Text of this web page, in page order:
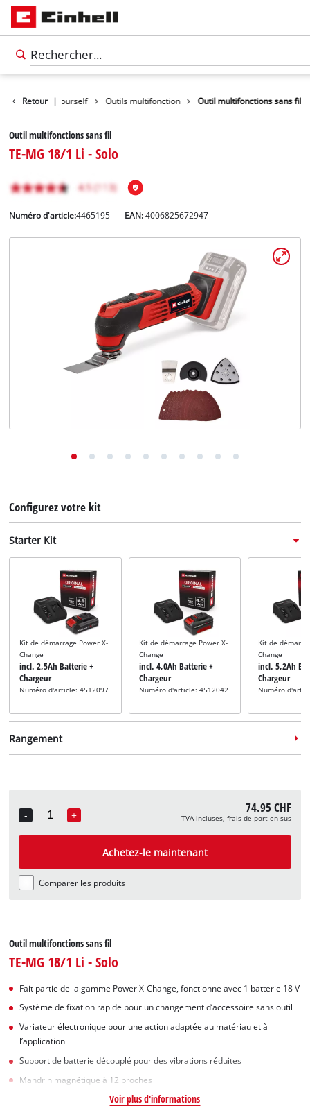
Italiano
Retour |
Do it yourself Outils multifonction Outil multifonctions sans fil
Outil multifonctions sans fil
TE-MG 18/1 Li - Solo
Numéro d'article:4465195 EAN:4006825672947
Configurez votre kit
Starter Kit
Kit de démarrage Power X-
Change
incl. 2,5Ah Batterie +
Chargeur
Numéro d'article: 4512097
Kit de démarrage Power X-
Change
incl. 4,0Ah Batterie +
Chargeur
Numéro d'article: 4512042
Kit de
Change
incl. 5,2Ah
Chargeur
Numéro
Rangement
Numéro d'article: 4540011 Numéro d'article: 4540021
-
Quantity
+ 74.95 CHF
TVA incluses, frais de port en sus
Achetez-le maintenant
Comparer les produits
Outil multifonctions sans fil
TE-MG 18/1 Li - Solo
Fait partie de la gamme Power X-Change, fonctionne avec 1 batterie 18 V
Système de fixation rapide pour un changement d’accessoire sans outil
Variateur électronique pour une action adaptée au matériau et à
l’application
Support de batterie découplé pour des vibrations réduites
Mandrin magnétique à 12 broches
Voir plus d'informations